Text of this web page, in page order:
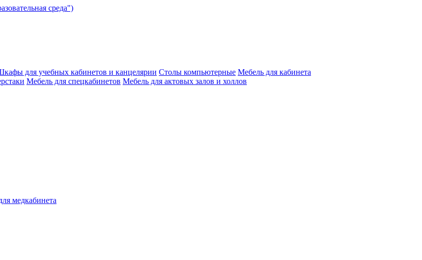
среда")
для учебных кабинетов и канцелярии Столы компьютерные Мебель для кабинета
Мебель для спецкабинетов Мебель для актовых залов и холлов
медкабинета